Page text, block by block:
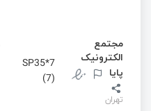
مجتمع
الکترونیک
پایا
تهران
SP35*7
(7)